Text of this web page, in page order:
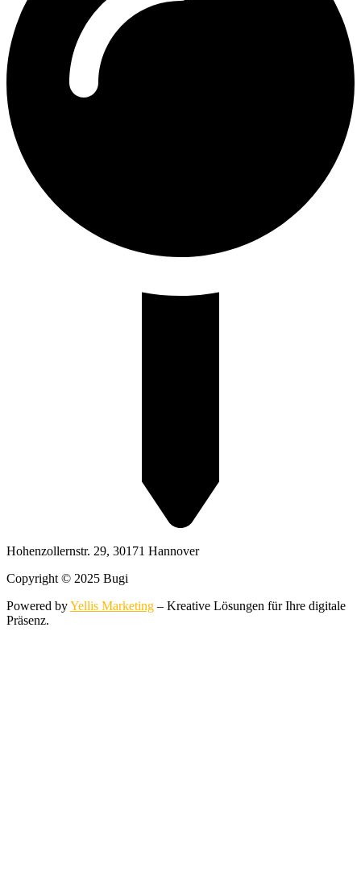
Hohenzollernstr. 29, 30171 Hannover
Copyright © 2025 Bugi
Powered byYellis Marketing – Kreative Lösungen für Ihre digitale
Präsenz.